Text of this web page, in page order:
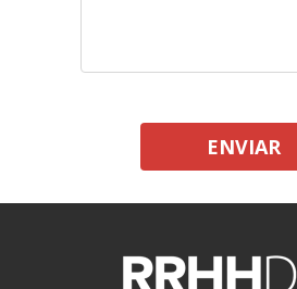
ENVIAR